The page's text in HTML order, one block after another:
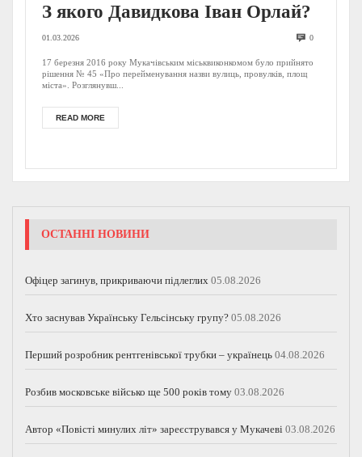
З якого Давидкова Іван Орлай?
01.03.2026 0
17 березня 2016 року Мукачівським міськвиконкомом було прийнято
рішення № 45 «Про перейменування назви вулиць, провулків, площ
міста». Розглянувш...
READ MORE
ОСТАННІ НОВИНИ
Офіцер загинув, прикриваючи підлеглих 05.08.2026
Хто заснував Українську Гельсінську групу? 05.08.2026
Перший розробник рентгенівської трубки – українець 04.08.2026
Розбив московське військо ще 500 років тому 03.08.2026
Автор «Повісті минулих літ» зареєструвався у Мукачеві 03.08.2026